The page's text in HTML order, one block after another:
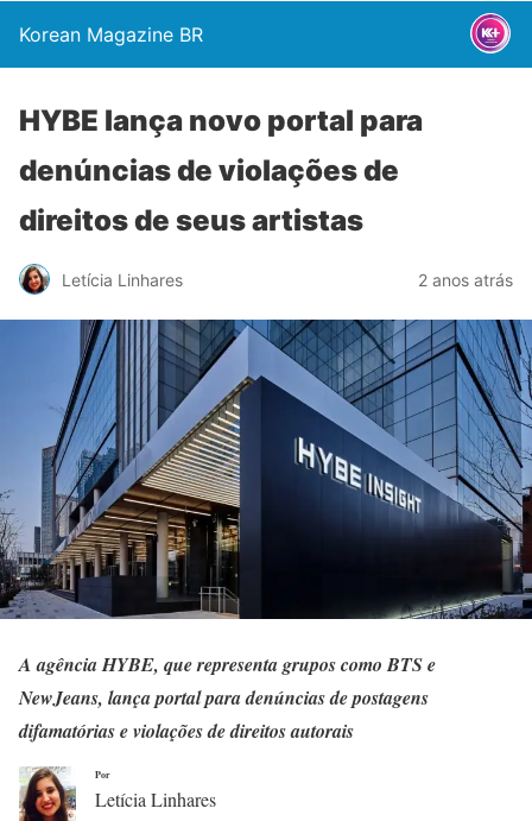
Korean Magazine BR
HYBE lança novo portal para
denúncias de violações de
direitos de seus artistas
Letícia Linhares 2 anos atrás
A agência HYBE, que representa grupos como BTS e
NewJeans, lança portal para denúncias de postagens
difamatórias e violações de direitos autorais
Por
Letícia Linhares